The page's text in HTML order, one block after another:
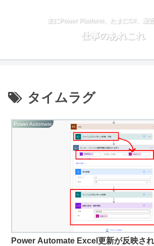
主にPower Platform、たまにC#、最
仕事のあれこれ
タイムラグ
Power Automate
Power Automate Excel更新が反映さ